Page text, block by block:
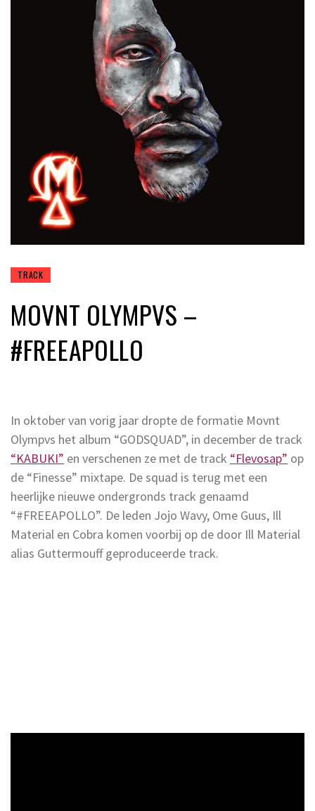
TRACK
MOVNT OLYMPVS –
#FREEAPOLLO
In oktober van vorig jaar dropte de formatie Movnt
Olympvs het album “GODSQUAD”, in december de track
“KABUKI” en verschenen ze met de track “Flevosap” op
de “Finesse” mixtape. De squad is terug met een
heerlijke nieuwe ondergronds track genaamd
“#FREEAPOLLO”. De leden Jojo Wavy, Ome Guus, Ill
Material en Cobra komen voorbij op de door Ill Material
alias Guttermouff geproduceerde track.